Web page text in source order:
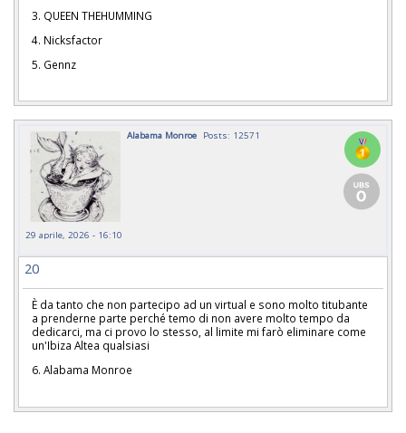
3. QUEEN THEHUMMING
4. Nicksfactor
5. Gennz
Alabama Monroe Posts: 12571
29 aprile, 2026 - 16:10
20
È da tanto che non partecipo ad un virtual e sono molto titubante
a prenderne parte perché temo di non avere molto tempo da
dedicarci, ma ci provo lo stesso, al limite mi farò eliminare come
un'Ibiza Altea qualsiasi
6. Alabama Monroe